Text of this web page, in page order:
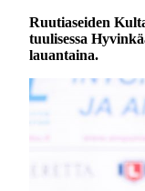
Ruutiaseiden
tuulisessa
lauantaina.